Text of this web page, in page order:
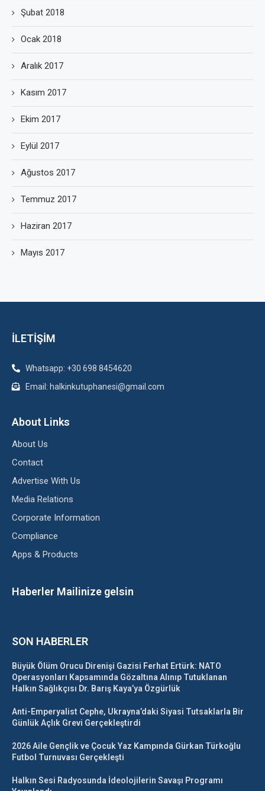
Şubat 2018
Ocak 2018
Aralık 2017
Kasım 2017
Ekim 2017
Eylül 2017
Ağustos 2017
Temmuz 2017
Haziran 2017
Mayıs 2017
İLETİŞİM
Whatsapp: +30 698 8454620
Email: halkinkutuphanesi@gmail.com
About Links
About Us
Contact
Advertise With Us
Media Relations
Corporate Information
Compliance
Apps & Products
Haberler Mailinize gelsin
SON HABERLER
Büyük Ölüm Orucu Direnişi Gazisi Ferhat Ertürk: NATO
Operasyonları Kapsamında Gözaltına Alınıp Tutuklanan
Halkın Sağlıkçısı Dr. Barış Kaya’ya Özgürlük
Anti-Emperyalist Cephe, Ukrayna’daki Siyasi Tutsaklarla Bir
Günlük Açlık Grevi Gerçekleştirdi
2026 Aile Gençlik ve Çocuk Yaz Kampında Gürkan Türkoğlu
Futbol Turnuvası Gerçekleşti
Halkın Sesi Radyosunda İdeolojilerin Savaşı Programı